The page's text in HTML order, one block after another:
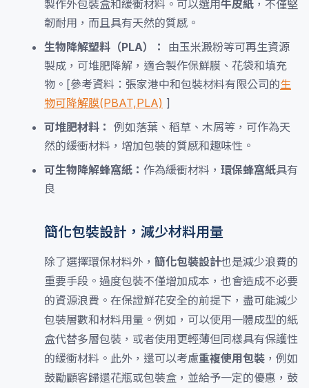
製作外包裝盒和緩衝材料。可以選用牛皮紙 ，不僅堅
韌耐用，而且具有天然的質感。
生物降解塑料（PLA）：
由玉米澱粉等可再生資源
製成，可堆肥降解，適合製作保鮮膜、花袋和填充
物。[參考資料：張家港中和包裝材料有限公司的生
物可降解膜(PBAT,PLA) ]
可堆肥材料： 例如落葉、稻草、木屑等，可作為天
然的緩衝材料，增加包裝的質感和趣味性。
可生物降解蜂窩紙： 作為緩衝材料， 環保蜂窩紙具有
良
簡化包裝設計，減少材料用量
除了選擇環保材料外， 簡化包裝設計也是減少浪費的
重要手段。過度包裝不僅增加成本，也會造成不必要
的資源浪費。在保證鮮花安全的前提下，盡可能減少
包裝層數和材料用量。例如，可以使用一體成型的紙
盒代替多層包裝，或者使用更輕薄但同樣具有保護性
的緩衝材料。此外，還可以考慮重複使用包裝 ，例如
鼓勵顧客歸還花瓶或包裝盒，並給予一定的優惠，鼓